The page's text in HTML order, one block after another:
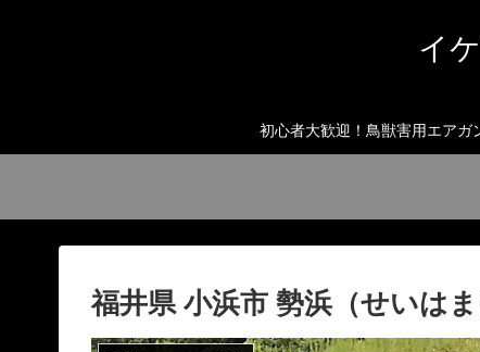
イ
初心者大歓迎！鳥獣害用エアガ
福井県 小浜市 勢浜（せいは